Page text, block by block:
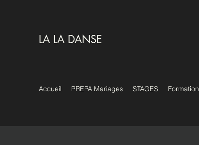
LA LA DANSE
Accueil PREPA Mariages STAGES Formation